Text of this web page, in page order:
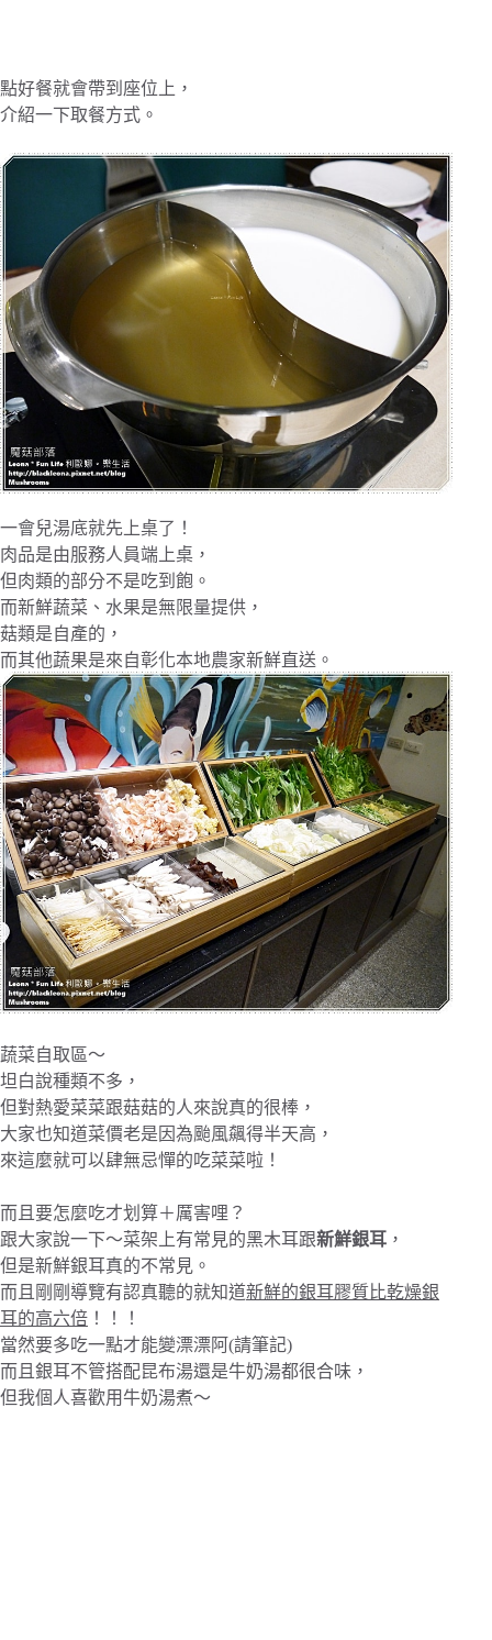
點好餐就會帶到座位上，
介紹一下取餐方式。
一會兒湯底就先上桌了！
肉品是由服務人員端上桌，
但肉類的部分不是吃到飽。
而新鮮蔬菜、水果是無限量提供，
菇類是自產的，
而其他蔬果是來自彰化本地農家新鮮直送。
蔬菜自取區～
坦白說種類不多，
但對熱愛菜菜跟菇菇的人來說真的很棒，
大家也知道菜價老是因為颱風飆得半天高，
來這麼就可以肆無忌憚的吃菜菜啦！
而且要怎麼吃才划算＋厲害哩？
跟大家說一下～菜架上有常見的黑木耳跟新鮮銀耳 ，
但是新鮮銀耳真的不常見。
而且剛剛導覽有認真聽的就知道新鮮的銀耳膠質比乾燥銀
耳的高六倍 ！！！
當然要多吃一點才能變漂漂阿(請筆記)
而且銀耳不管搭配昆布湯還是牛奶湯都很合味，
但我個人喜歡用牛奶湯煮～